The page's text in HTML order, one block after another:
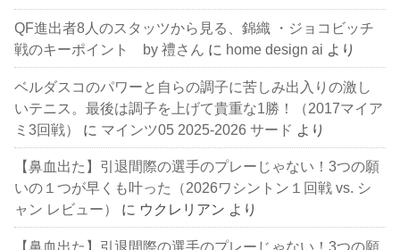
QF進出者8人のスタッツから見る、錦織 ・ジョコビッチ
戦のキーポイント by 禮さん に home design ai より
ベルダスコのパワーと自らの調子に苦しみ出入りの激し
いテニス。最後は調子を上げて貴重な1勝！（2017マイア
ミ3回戦）
に マインツ05 2025-2026 サード より
【鼻血出た】引退間際の選手のプレーじゃない！3つの願
いの１つが早くも叶った（2026ワシントン１回戦 vs. シ
ャン レビュー）
に ウクレリアン より
【鼻血出た】引退間際の選手のプレーじゃない！3つの願